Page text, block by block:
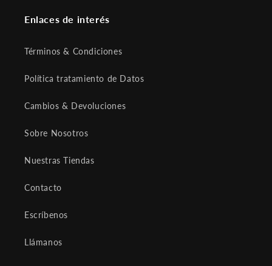
Enlaces de interés
Términos & Condiciones
Política tratamiento de Datos
Cambios & Devoluciones
Sobre Nosotros
Nuestras Tiendas
Contacto
Escríbenos
Llámanos